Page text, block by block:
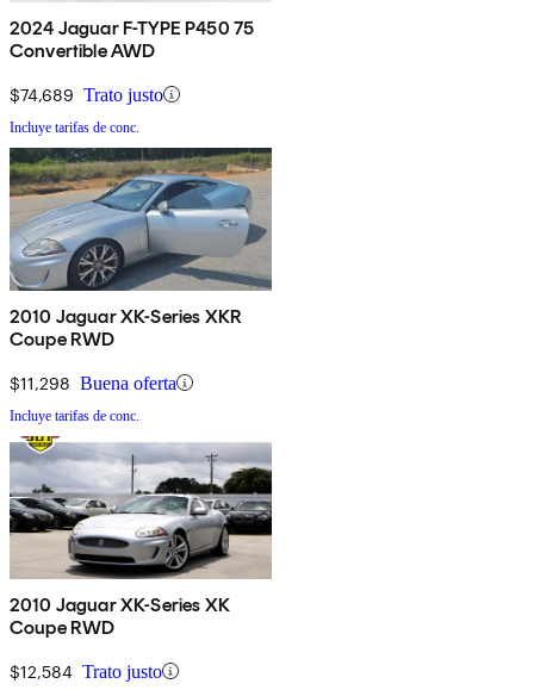
2024 Jaguar F-TYPE P450 75
Convertible AWD
$74,689 Trato justo
Incluye tarifas de conc.
2010 Jaguar XK-Series XKR
Coupe RWD
$11,298 Buena oferta
Incluye tarifas de conc.
2010 Jaguar XK-Series XK
Coupe RWD
$12,584 Trato justo